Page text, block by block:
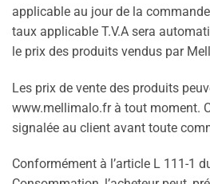
applicable au jour de la
taux applicable T.V.A sera
le prix des produits vendus par
Les prix de vente des produits
www.mellimalo.fr à tout moment.
signalée au client avant toute
Conformément à l’article L 111-1